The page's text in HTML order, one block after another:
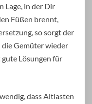
Lage, in der Dir
Füßen brennt,
so sorgt der
die Gemüter wieder
Lösungen für
dass Altlasten